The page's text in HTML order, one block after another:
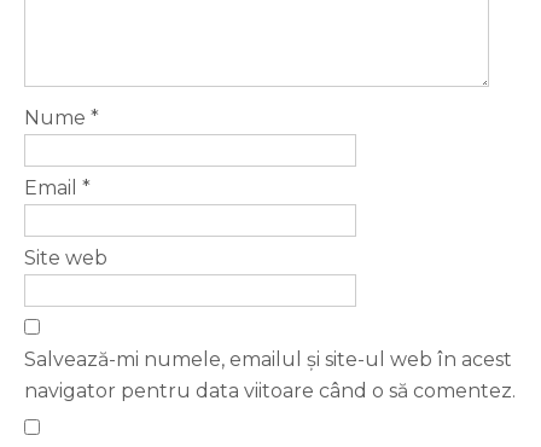
Nume *
Email *
Site web
Salvează-mi numele, emailul și site-ul web în acest
navigator pentru data viitoare când o să comentez.